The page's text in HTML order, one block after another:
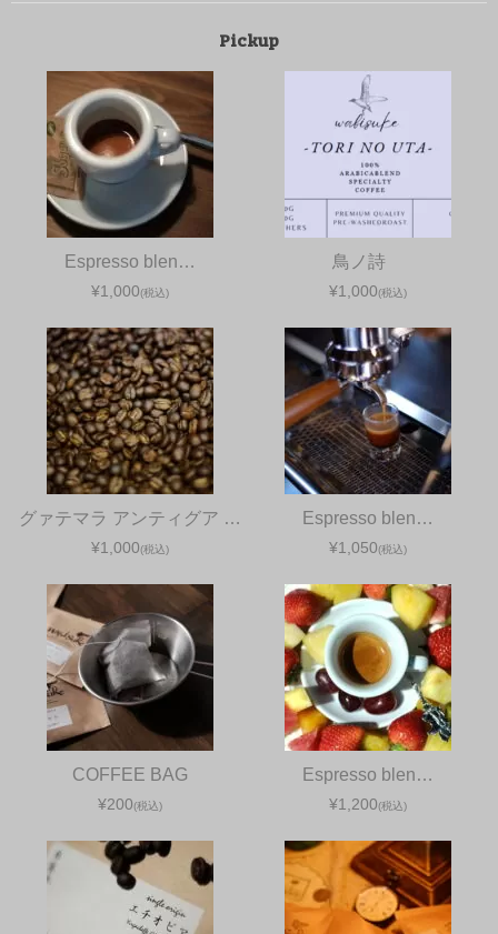
Pickup
Espresso blen…
¥1,000(税込)
鳥ノ詩
¥1,000(税込)
グァテマラ アンティグア …
¥1,000(税込)
Espresso blen…
¥1,050(税込)
COFFEE BAG
¥200(税込)
Espresso blen…
¥1,200(税込)